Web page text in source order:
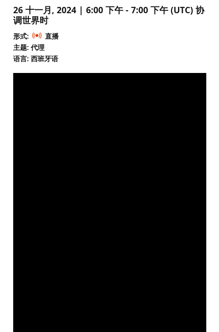
26 十一月, 2024 | 6:00 下午 - 7:00 下午 (UTC) 协
调世界时
形式:
直播
主题: 代理
语言: 西班牙语